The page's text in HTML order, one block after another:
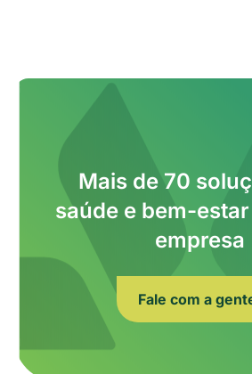
Mais de 70
saúde e bem-
empresa
Fale com a